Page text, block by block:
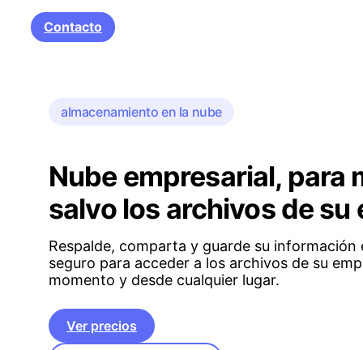
Contacto
almacenamiento en la nube
Nube empresarial, para
salvo los archivos de su
Respalde, comparta y guarde su información
seguro para acceder a los archivos de su
momento y desde cualquier lugar.
Ver precios